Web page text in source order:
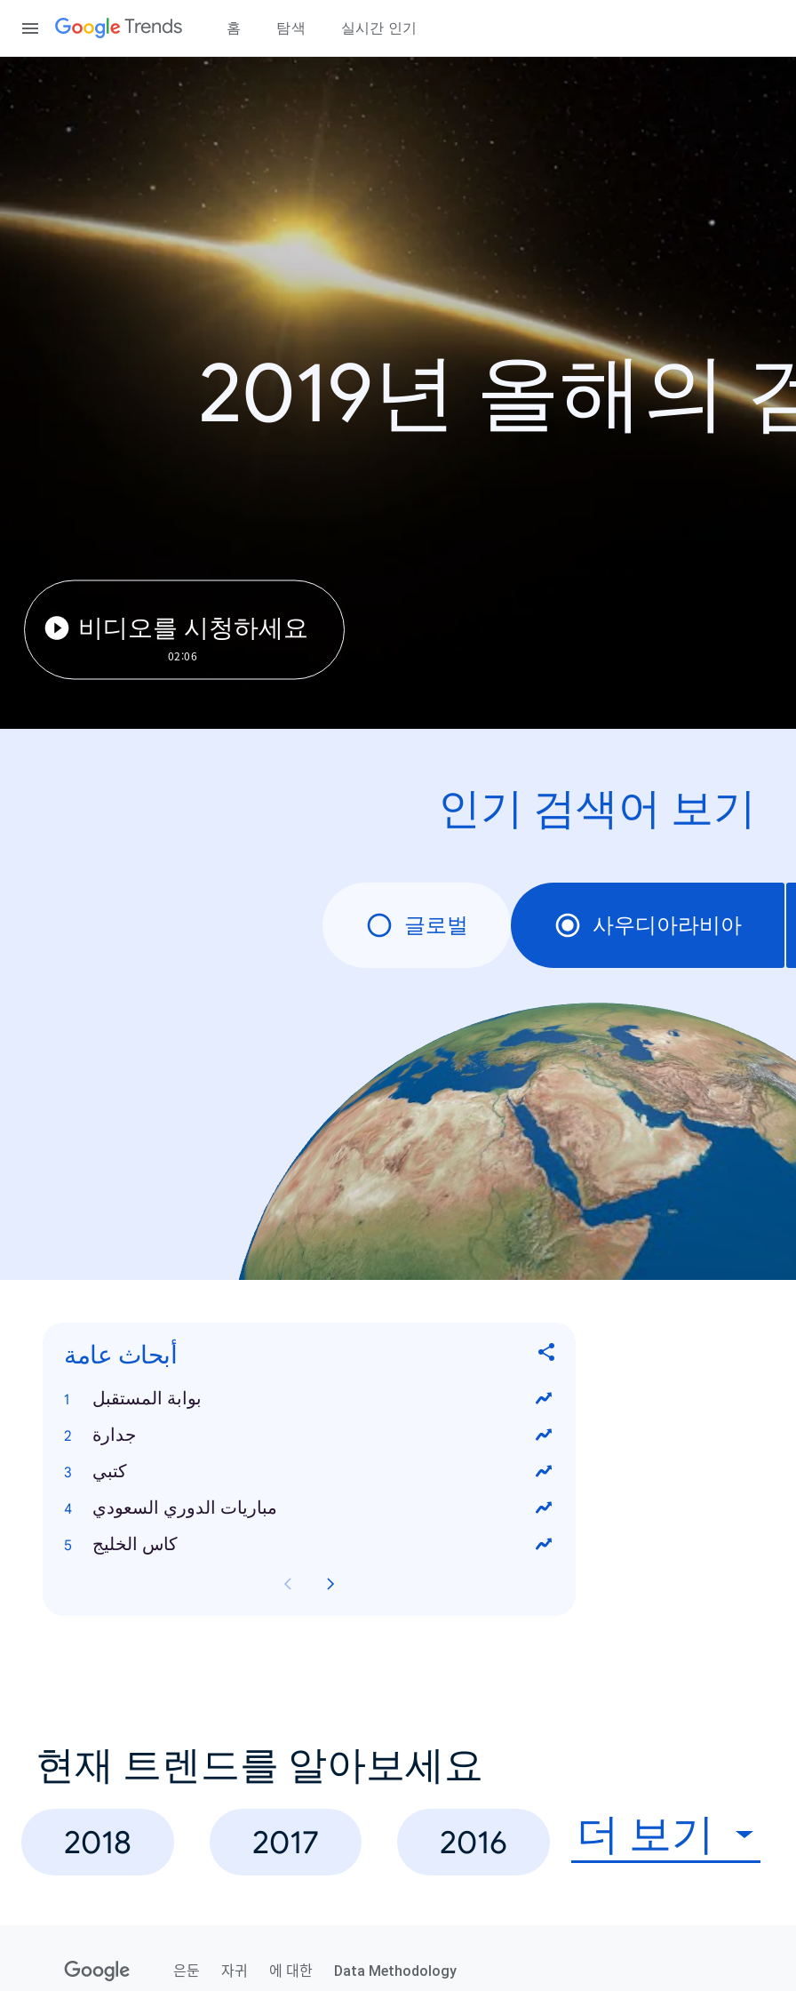
Trends 홈 탐색 실시간 인기
2019년 올해의
비디오를 시청하세요
02:06
인기 검색어 보기
글로벌 사우디아라비아
أبحاث عامة
بوابة المستقبل
جدارة
كتبي
مباريات الدوري السعودي
كاس الخليج
현재 트렌드를 알아보세요
2018 2017 2016 더 보기
은둔 자귀 에 대한 Data Methodology